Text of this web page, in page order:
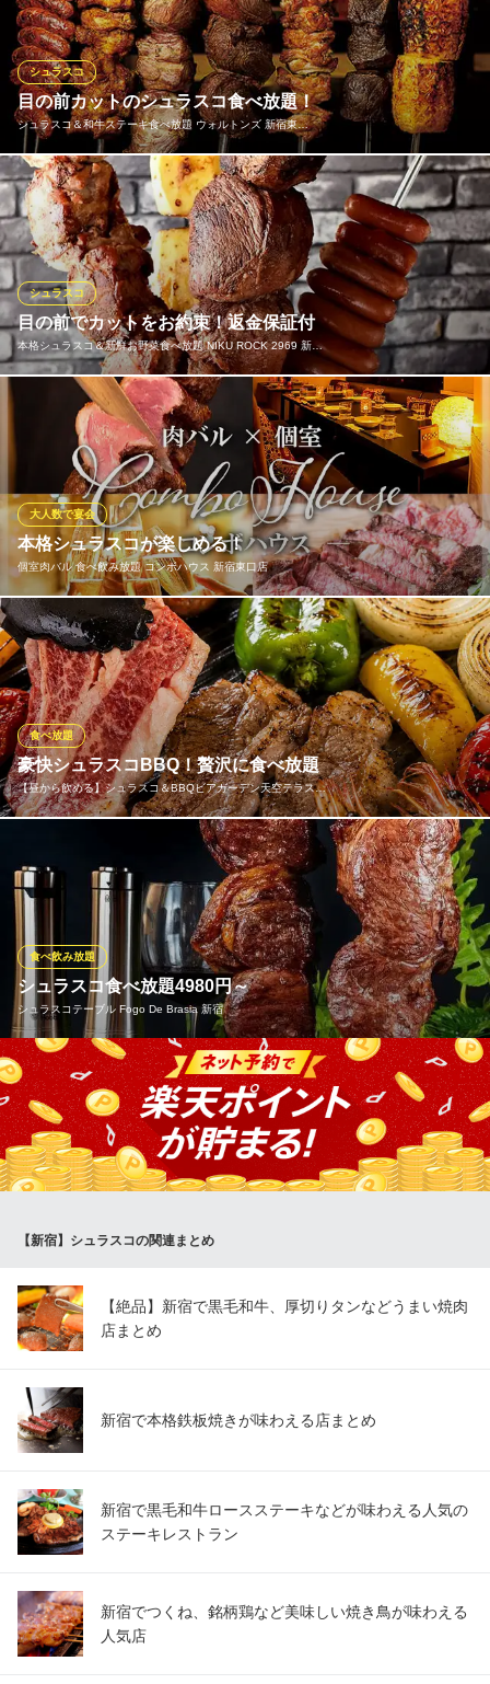
しく焼き上げ、焼きたてをそのままご提供いたします。ビールと
の相性も抜群で、屋上テラスならではの開放感とライブ感を同時
に楽しめる人気のコースです。
目の前カット 本格シュラスコ ビアガーデン KING BBQ 新宿
店
シュラスコビアガーデン
ＪＲ新宿駅東口 徒歩5分
東京都新宿区歌舞伎町1-21-1 第二東亜会館ビル屋上
目の前カットのシュラスコ食べ放題！
シュラスコ＆和牛ステーキ食べ放題 ウォルトンズ 新宿東…
シュラスコ
細かな霜降りの脂が舌の上でトロけるような食感を出し、風味豊
かな香りとお肉の甘みと旨味が口の中に広がります。切り立てな
らではの味わいと芳醇な香りを是非お楽しみください！
シュラスコ＆和牛ステーキ食べ放題 ウォルトンズ 新宿東口
店
新宿 個室 肉バル
西武新宿線西武新宿駅 徒歩4分
東京都新宿区歌舞伎町1-17-6 アツミビル2F
目の前でカットをお約束！返金保証付
本格シュラスコ＆新鮮お野菜食べ放題 NIKU ROCK 2969 新…
シュラスコ
各メディアで話題の本格シュラスコが食べ放題で！”必ず”目の前で
カットいたします！されなかったら全額返金します！ 当店ではお
肉のきめが細かく、やわらかな味わいが魅力的な「和牛」をはじ
め、希少な赤身系お肉もご用意しております！脂身の少ない赤身
肉は、女性からの人気も高く、健康志向の方にもオススメです！
本格シュラスコ＆新鮮お野菜食べ放題 NIKU ROCK 2969 新
宿西口店
新宿シュラスコ食べ放題
ＪＲ新宿駅西口 徒歩4分
東京都新宿区西新宿7-15-15 3F
本格シュラスコが楽しめる！
個室肉バル 食べ飲み放題 コンボハウス 新宿東口店
大人数で宴会
塊肉を串に刺しじっくり焼き上げた本格シュラスコ！それぞれの
お肉に合った調理法でお届けする肉バル料理を体験したい方必見
です。お客様の目の前で豪快に切り分けてくれるパフォーマンス
がインパクト抜群！本格的な味のシュラスコを食べ放題でお腹い
っぱい存分にお楽しみください！
個室肉バル 食べ飲み放題 コンボハウス 新宿東口店
個室肉バル 食べ放題
ＪＲ新宿駅東口 徒歩3分
東京都新宿区歌舞伎町1-15-8 ウイングスビル4F
豪快シュラスコBBQ！贅沢に食べ放題
【昼から飲める】シュラスコ＆BBQビアガーデン天空テラス…
食べ放題
「天空テラス」では、牛・豚・鶏のシュラスコBBQが食べ放題！
じっくり焼き上げたジューシーなお肉を、特製ソースとともに好
きなだけ楽しめます。炭火で焼き上げた肉は、噛むほどに旨みが
広がる絶品の味わい。さらに、ビールやカクテルなどドリンクメ
ニューも豊富に揃い、食事とともに大満足の時間をお約束しま
す。
【昼から飲める】シュラスコ＆BBQビアガーデン天空テラス
新宿店
新宿 屋上ビアガーデン
西武新宿線西武新宿駅 徒歩4分
東京都新宿区歌舞伎町1-21-1 第二東亜会館ビル 8F（RF）
シュラスコ食べ放題4980円～
シュラスコテーブル Fogo De Brasia 新宿
食べ飲み放題
通常120分7000円税込を期間限定価格でご提供。平日4980円、金
土祝前日5980円で割引いたします。厳選牛イチボの本格シュラス
コ食べ放題はお席まで焼き上げたお肉を提供し、スタッフが目の
前でお客様の食べたい量を切り分けます。更にサラダオーダーバ
イキング付きで大満足のコースとなっております。
夜景個室ビストロ
東京都新宿区歌舞伎町1-6-7
【新宿】シュラスコの関連まとめ
【絶品】新宿で黒毛和牛、厚切りタンなどうまい焼肉
店まとめ
新宿で本格鉄板焼きが味わえる店まとめ
新宿で黒毛和牛ロースステーキなどが味わえる人気の
ステーキレストラン
新宿でつくね、銘柄鶏など美味しい焼き鳥が味わえる
人気店